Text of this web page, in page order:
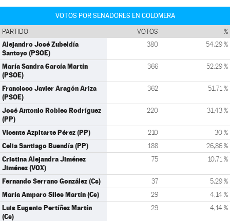
VOTOS POR SENADORES EN COLOMERA
PARTIDO VOTOS %
Alejandro José Zubeldía
Santoyo (PSOE)
380 54,29 %
María Sandra García Martín
(PSOE)
366 52,29 %
Francisco Javier Aragón Ariza
(PSOE)
362 51,71 %
José Antonio Robles Rodríguez
(PP)
220 31,43 %
Vicente Azpitarte Pérez (PP) 210 30 %
Celia Santiago Buendía (PP) 188 26,86 %
Cristina Alejandra Jiménez
Jiménez (VOX)
75 10,71 %
Fernando Serrano González (Cs) 37 5,29 %
María Amparo Siles Martín (Cs) 29 4,14 %
Luis Eugenio Pertíñez Martín
(Cs)
29 4,14 %